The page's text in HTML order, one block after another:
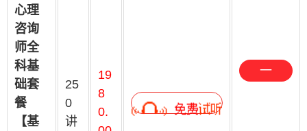
心理
咨询
师全
科基
础套
餐
【基
25
0
讲
19
8
0.
一